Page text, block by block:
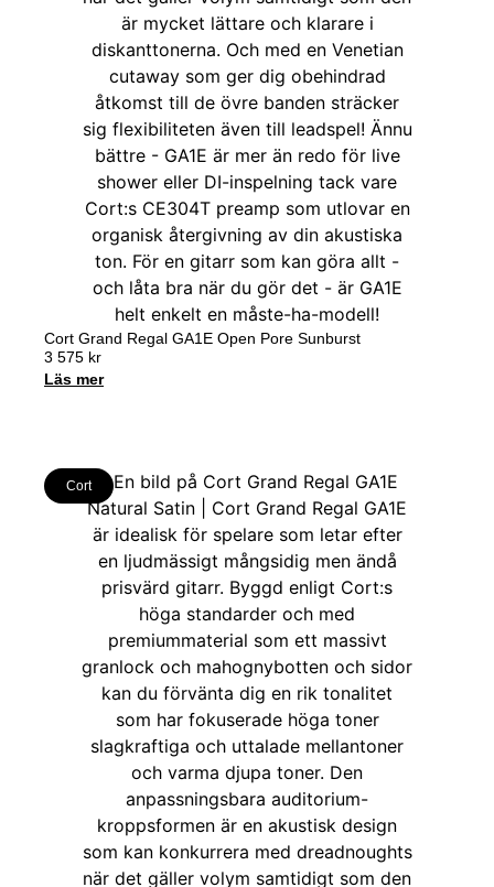
Cort Grand Regal GA1E Open Pore Sunburst
3 575 kr
Läs mer
Cort